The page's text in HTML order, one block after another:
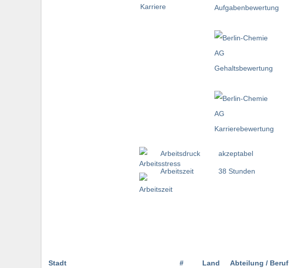
Arbeitsdruck
Arbeitszeit
akzeptabel
38 Stunden
Stadt # Land Abteilung / Beruf